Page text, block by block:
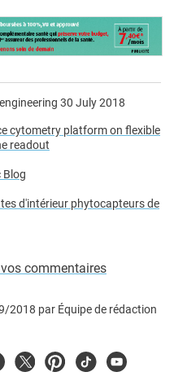
30 July 2018
cytometry platform on flexible
readout
Blog
d'intérieur phytocapteurs de
commentaires
2018 par Équipe de rédaction
TwitterPinterest
TiktokYoutube